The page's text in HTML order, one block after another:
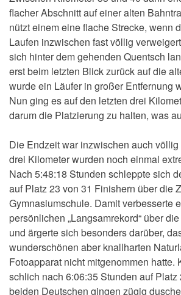
flacher Abschnitt auf einer alten
nützt einem eine flache Strecke, wenn
Laufen inzwischen fast völlig
sich hinter dem gehenden Quentsch
erst beim letzten Blick zurück auf die
wurde ein Läufer in großer Entfernung
Nun ging es auf den letzten drei
darum die Platzierung zu halten, was
Die Endzeit war inzwischen auch
drei Kilometer wurden noch einmal
Nach 5:48:18 Stunden schleppte sich
auf Platz 23 von 31 Finishern über die
Gymnasiumschule. Damit verbesserte
persönlichen „Langsamrekord“ über
und ärgerte sich besonders darüber,
wunderschönen aber knallharten
Fotoapparat nicht mitgenommen hatte.
schlich nach 6:06:35 Stunden auf
beiden Deutschen gingen zügig